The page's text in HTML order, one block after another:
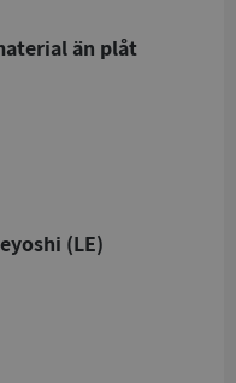
än plåt
(LE)